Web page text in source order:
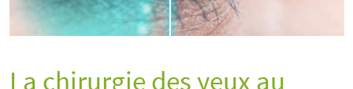
La chirurgie des yeux au